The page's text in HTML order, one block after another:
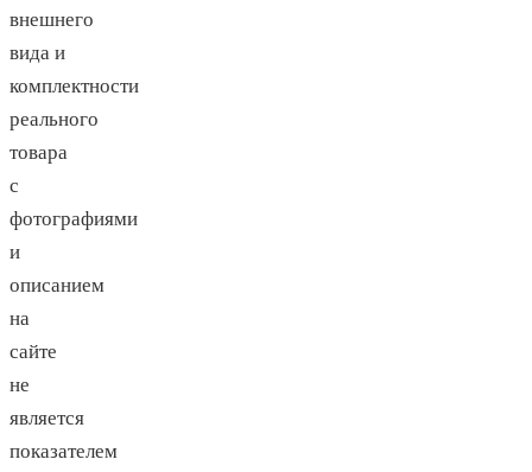
внешнего
вида и
комплектности
реального
товара
с
фотографиями
и
описанием
на
сайте
не
является
показателем